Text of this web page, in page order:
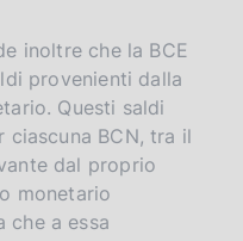
inoltre che la BCE
provenienti dalla
Questi saldi
BCN, tra il
dal proprio
monetario
che a essa